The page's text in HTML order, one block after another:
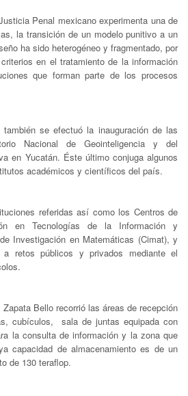
Penal mexicano experimenta una de
la transición de un modelo punitivo a un
ha sido heterogéneo y fragmentado, por
en el tratamiento de la información
que forman parte de los procesos
se efectuó la inauguración de las
Nacional de Geointeligencia y del
en Yucatán. Éste último conjuga algunos
académicos y científicos del país.
referidas así como los Centros de
en Tecnologías de la Información y
Investigación en Matemáticas (Cimat), y
a retos públicos y privados mediante el
Bello recorrió las áreas de recepción
cubículos, sala de juntas equipada con
la consulta de información y la zona que
capacidad de almacenamiento es de un
de 130 teraflop.